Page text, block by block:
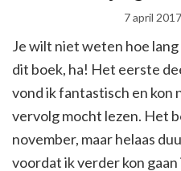
7 april 2017
Je wilt niet weten hoe
dit boek, ha! Het eerste
vond ik fantastisch en kon
vervolg mocht lezen. Het
november, maar helaas
voordat ik verder kon